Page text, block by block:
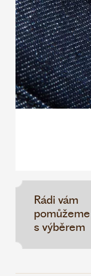
Rádi vám
pomůžeme
s výběrem